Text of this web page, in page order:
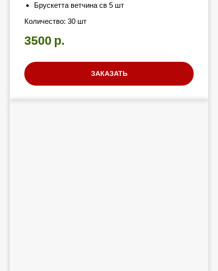
Брускетта ветчина св 5 шт
Количество: 30 шт
3500 р.
ЗАКАЗАТЬ